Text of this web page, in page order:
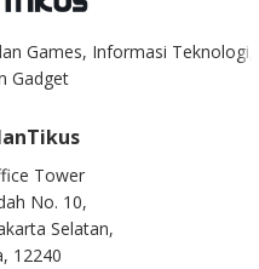
Games, Informasi Teknologi,
Gadget
Tower
No. 10,
Selatan,
12240